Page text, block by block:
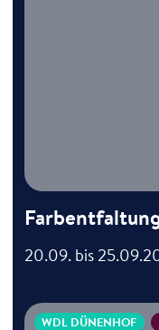
20.09. bis
WDL DÜNENHOF